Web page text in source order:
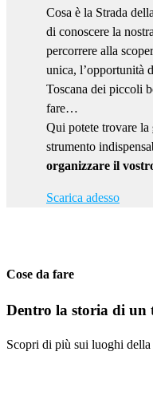
Cosa è la Strada
di conoscere la
percorrere alla
unica, l’opportunità
Toscana dei piccoli
fare…
Qui potete trovare la
strumento
organizzare il
Scarica adesso
Cose da fare
Dentro la storia di un
Scopri di più sui luoghi